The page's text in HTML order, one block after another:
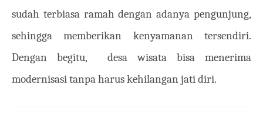
sudah terbiasa ramah dengan adanya pengunjung,
sehingga memberikan kenyamanan tersendiri.
Dengan begitu,
desa wisata bisa menerima
modernisasi tanpa harus kehilangan jati diri.